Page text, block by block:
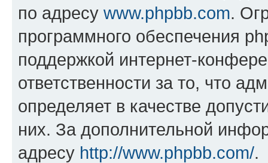
по адресу www.phpbb.com.
программного обеспечения
поддержкой интернет-
ответственности за то, что
определяет в качестве
них. За дополнительной
адресу http://www.phpbb.com/.